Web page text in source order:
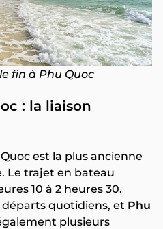
fin à Phu Quoc
: la liaison
est la plus ancienne
Le trajet en bateau
10 à 2 heures 30.
départs quotidiens, et Phu
plusieurs